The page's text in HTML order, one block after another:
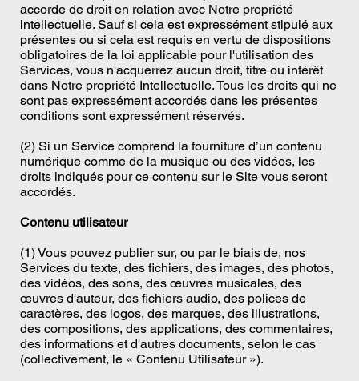
accorde de droit en relation avec Notre propriété
intellectuelle. Sauf si cela est expressément stipulé aux
présentes ou si cela est requis en vertu de dispositions
obligatoires de la loi applicable pour l'utilisation des
Services, vous n'acquerrez aucun droit, titre ou intérêt
dans Notre propriété Intellectuelle. Tous les droits qui ne
sont pas expressément accordés dans les présentes
conditions sont expressément réservés.
(2) Si un Service comprend la fourniture d’un contenu
numérique comme de la musique ou des vidéos, les
droits indiqués pour ce contenu sur le Site vous seront
accordés.
Contenu utilisateur
(1) Vous pouvez publier sur, ou par le biais de, nos
Services du texte, des fichiers, des images, des photos,
des vidéos, des sons, des œuvres musicales, des
œuvres d'auteur, des fichiers audio, des polices de
caractères, des logos, des marques, des illustrations,
des compositions, des applications, des commentaires,
des informations et d'autres documents, selon le cas
(collectivement, le « Contenu Utilisateur »).